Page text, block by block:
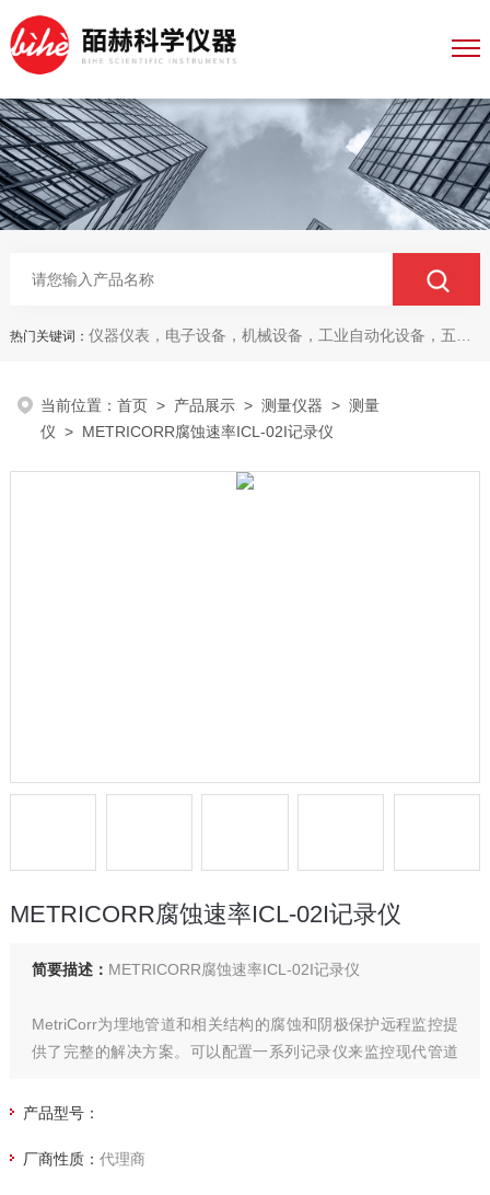
热门关键词： 仪器仪表，电子设备，机械设备，工业自动化设备，五金产品，电线电缆，金属材料，电子
当前位置：首页 > 产品展示 >测量仪器 >测量
仪 > METRICORR腐蚀速率ICL-02I记录仪
METRICORR腐蚀速率ICL-02I记录仪
简要描述： METRICORR腐蚀速率ICL-02I记录仪
MetriCorr为埋地管道和相关结构的腐蚀和阴极保护远程监控提
供了完整的解决方案。可以配置一系列记录仪来监控现代管道
或直流干扰下的最小涂层缺陷（探头）。
产品型号：
厂商性质： 代理商